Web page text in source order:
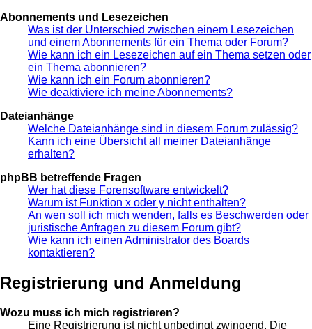
Abonnements und Lesezeichen
Was ist der Unterschied zwischen einem Lesezeichen
und einem Abonnements für ein Thema oder Forum?
Wie kann ich ein Lesezeichen auf ein Thema setzen oder
ein Thema abonnieren?
Wie kann ich ein Forum abonnieren?
Wie deaktiviere ich meine Abonnements?
Dateianhänge
Welche Dateianhänge sind in diesem Forum zulässig?
Kann ich eine Übersicht all meiner Dateianhänge
erhalten?
phpBB betreffende Fragen
Wer hat diese Forensoftware entwickelt?
Warum ist Funktion x oder y nicht enthalten?
An wen soll ich mich wenden, falls es Beschwerden oder
juristische Anfragen zu diesem Forum gibt?
Wie kann ich einen Administrator des Boards
kontaktieren?
Registrierung und Anmeldung
Wozu muss ich mich registrieren?
Eine Registrierung ist nicht unbedingt zwingend. Die